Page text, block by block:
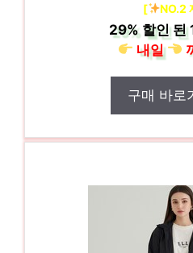
[ NO.2
29% 할인 된
내일
구매 바로